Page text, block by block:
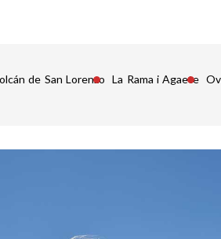
de San Lorenzo La Rama i Agaete